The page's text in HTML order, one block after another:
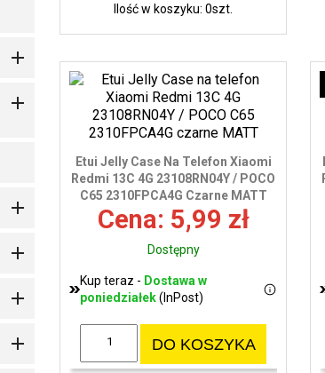






Ilość w koszyku: 0szt.
Etui Jelly Case Na Telefon Xiaomi
Redmi 13C 4G 23108RN04Y / POCO
C65 2310FPCA4G Czarne MATT
Cena: 5,99 zł
Dostępny
Kup teraz - Dostawa w
poniedziałek(InPost)
DO KOSZYKA